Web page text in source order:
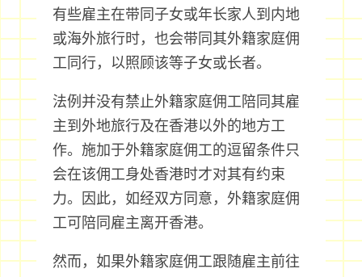
有些雇主在带同子女或年长家人到内地
或海外旅行时，也会带同其外籍家庭佣
工同行，以照顾该等子女或长者。
法例并没有禁止外籍家庭佣工陪同其雇
主到外地旅行及在香港以外的地方工
作。施加于外籍家庭佣工的逗留条件只
会在该佣工身处香港时才对其有约束
力。因此，如经双方同意，外籍家庭佣
工可陪同雇主离开香港。
然而，如果外籍家庭佣工跟随雇主前往